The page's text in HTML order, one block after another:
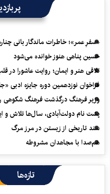
«سفرِ عمر»؛ خاطرات ماندگار بانی
حسین پناهی هنوز خوانده می‌شود
تلاقی هنر و ایمان؛ روایت عاشورا در
فراخوان نوزدهمین دوره جایزه ادبی
وزیر فرهنگ درگذشت فرهنگ شکوهی
پشت نام دولت‌آبادی، سال‌ها تلاش و
سند تاریخی از زیستن در مرز مرگ
هم‌صدا با مجاهدان مشروطه
تازه‌ها